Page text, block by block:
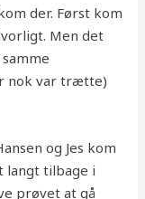
der. Først kom
Men det
nok var trætte)
og Jes kom
langt tilbage i
prøvet at gå